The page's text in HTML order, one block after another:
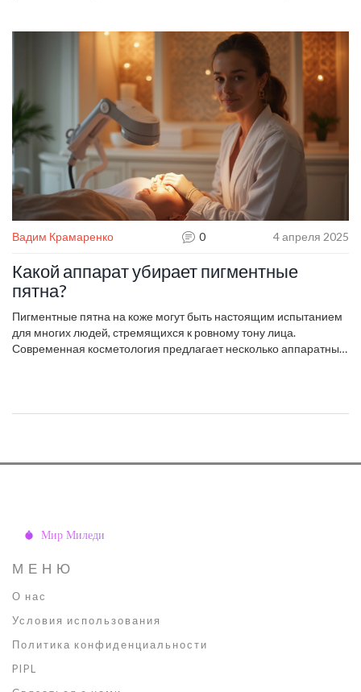
советы, как не потратить время и деньги зря.
Вадим Крамаренко 0 4 апреля 2025
Какой аппарат убирает пигментные
пятна?
Пигментные пятна на коже могут быть настоящим испытанием
для многих людей, стремящихся к ровному тону лица.
Современная косметология предлагает несколько аппаратных
Разбираем, какой аппарат лучше выбрать для эффективного
МЕНЮ
О нас
Условия использования
Политика конфиденциальности
PIPL